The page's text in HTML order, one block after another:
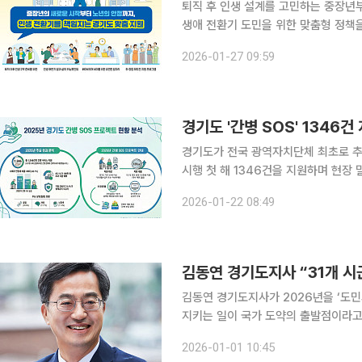
퇴직 후 인생 설계를 고민하는 중장년
생애 전환기 도민을 위한 맞춤형 정책을 전방위로 펼친다. 경기
책을 공개했다. '경기도 중장
2026-01-27 09:59
경기도가 전국 광역자치단체 최초로
시행 첫 해 1346건을 지원하며 현장 밀착형 돌봄
2026-01-22 08:49
김동연 경기도지사가 2026년을 ‘도
지키는 일이 국가 도약의 출발점이라고 강조했다. 김동연 경기도지사는 1일
는 “경기도는 국민 네 명 중 한 명이
2026-01-01 10:45